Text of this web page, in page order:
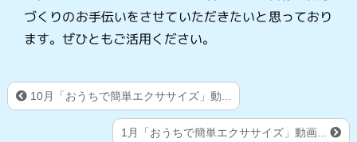
づくりのお手伝いをさせていただきたいと思っており
ます。ぜひともご活用ください。
10月「おうちで簡単エクササイズ」動...
1月「おうちで簡単エクササイズ」動画...